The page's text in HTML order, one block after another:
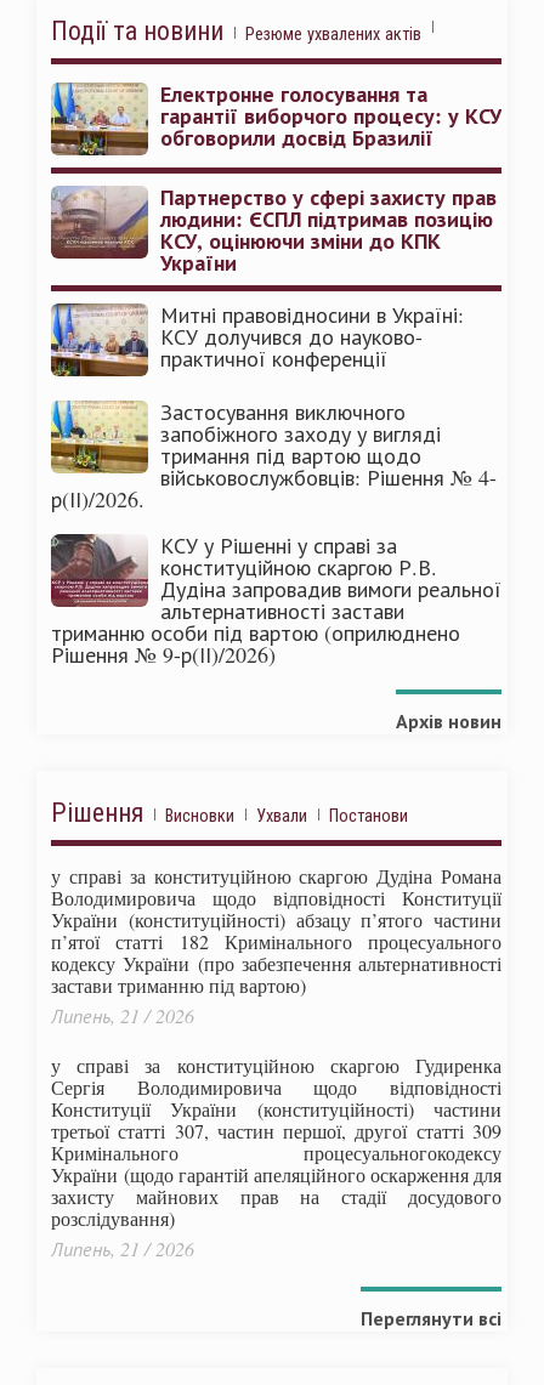
Події та новини Резюме ухвалених актів
Електронне голосування та
гарантії виборчого процесу: у КСУ
обговорили досвід Бразилії
Партнерство у сфері захисту прав
людини: ЄСПЛ підтримав позицію
КСУ, оцінюючи зміни до КПК
України
Митні правовідносини в Україні:
КСУ долучився до науково-
практичної конференції
Застосування виключного
запобіжного заходу у вигляді
тримання під вартою щодо
військовослужбовців: Рішення № 4-
р(ІІ)/2026.
КСУ у Рішенні у справі за
конституційною скаргою Р.В.
Дудіна запровадив вимоги реальної
альтернативності застави
триманню особи під вартою (оприлюднено
Рішення № 9-р(ІІ)/2026)
Архів новин
Рішення Висновки Ухвали Постанови
у справі за конституційною скаргою Дудіна Романа
Володимировича щодо відповідності Конституції
України (конституційності) абзацу п’ятого частини
п’ятої статті 182 Кримінального процесуального
кодексу України (про забезпечення альтернативності
застави триманню під вартою)
Липень, 21 / 2026
у справі за конституційною скаргою Гудиренка
Сергія Володимировича щодо відповідності
Конституції України (конституційності) частини
третьої статті 307, частин першої, другої статті 309
Кримінального процесуальногокодексу
України (щодо гарантій апеляційного оскарження для
захисту майнових прав на стадії досудового
розслідування)
Липень, 21 / 2026
Переглянути всі